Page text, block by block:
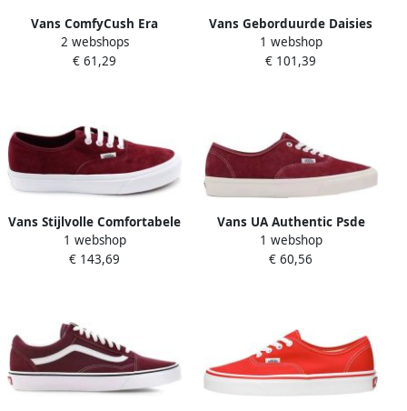
Vans ComfyCush Era
Schoenen Red Leer Textil 5
Foot Locker
2 webshops
€ 61,29
Vans Geborduurde Daisies
Rumba Schoenen Red
Dames
1 webshop
€ 101,39
Vans Stijlvolle Comfortabele
Sneakers voor Vrouwen Red
Dames
1 webshop
€ 143,69
Vans UA Authentic Psde
Mdred Sneakers
Vn0A5Hzs9G8 Rood
1 webshop
€ 60,56